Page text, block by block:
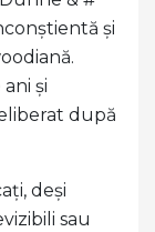
și
și
după
deși
sau